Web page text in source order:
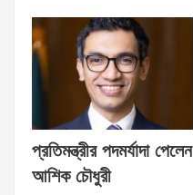
প্রতিমন্ত্রীর পদমর্যাদা পেলেন
আশিক চৌধুরী